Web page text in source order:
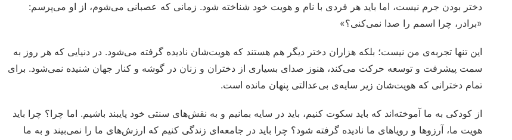
دختر بودن جرم نیست، اما باید هر فردی با نام و هویت خود شناخته شود. زمانی که عصبانی می‌شوم، از او می‌پرسم:
«برادر، چرا اسمم را صدا نمی‌کنی؟»
این تنها تجربه‌ی من نیست؛ بلکه هزاران دختر دیگر هم هستند که هویت‌شان نادیده گرفته می‌شود. در دنیایی که هر روز به
سمت پیشرفت و توسعه حرکت می‌کند، هنوز صدای بسیاری از دختران و زنان در گوشه و کنار جهان شنیده نمی‌شود. برای
تمام دخترانی که هویت‌شان زیر سایه‌ی بی‌عدالتی پنهان مانده است.
از کودکی به ما آموخته‌اند که باید سکوت کنیم، باید در سایه بمانیم و به نقش‌های سنتی خود پایبند باشیم. اما چرا؟ چرا باید
هویت ما، آرزوها و رویاهای ما نادیده گرفته شود؟ چرا باید در جامعه‌ای زندگی کنیم که ارزش‌های ما را نمی‌بیند و به ما